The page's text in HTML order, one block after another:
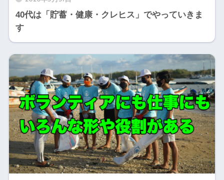
40代は「貯蓄・健康・クレヒス」でやっていきま
す